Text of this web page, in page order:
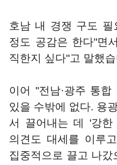
호남 내 경쟁 구도 필
정도 공감은 한다"면
직한지 싶다"고 말했
이어 "전남·광주 통합
있을 수밖에 없다. 용
서 끌어내는 데 '강한
의견도 대세를 이루
집중적으로 끌고 나